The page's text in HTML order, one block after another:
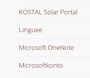
KOSTAL Solar Portal
Linguee
Microsoft OneNote
Microsoftkonto